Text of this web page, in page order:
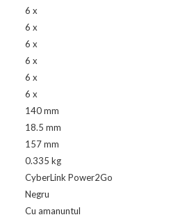
6 x
6 x
6 x
6 x
6 x
6 x
140 mm
18.5 mm
157 mm
0.335 kg
CyberLink Power2Go
Negru
Cu amanuntul